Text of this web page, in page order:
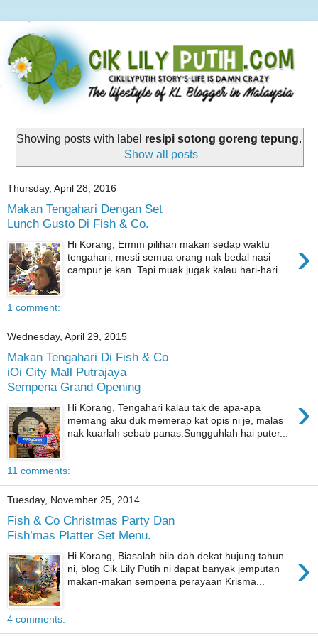
Showing posts with label resipi sotong goreng tepung.
Show all posts
Thursday, April 28, 2016
Makan Tengahari Dengan Set
Lunch Gusto Di Fish & Co.
›
Hi Korang, Ermm pilihan makan sedap waktu
tengahari, mesti semua orang nak bedal nasi
campur je kan. Tapi muak jugak kalau hari-hari...
1 comment:
Wednesday, April 29, 2015
Makan Tengahari Di Fish & Co
iOi City Mall Putrajaya
Sempena Grand Opening
›
Hi Korang, Tengahari kalau tak de apa-apa
memang aku duk memerap kat opis ni je, malas
nak kuarlah sebab panas.Sungguhlah hai puter...
11 comments:
Tuesday, November 25, 2014
Fish & Co Christmas Party Dan
Fish’mas Platter Set Menu.
›
Hi Korang, Biasalah bila dah dekat hujung tahun
ni, blog Cik Lily Putih ni dapat banyak jemputan
makan-makan sempena perayaan Krisma...
4 comments: